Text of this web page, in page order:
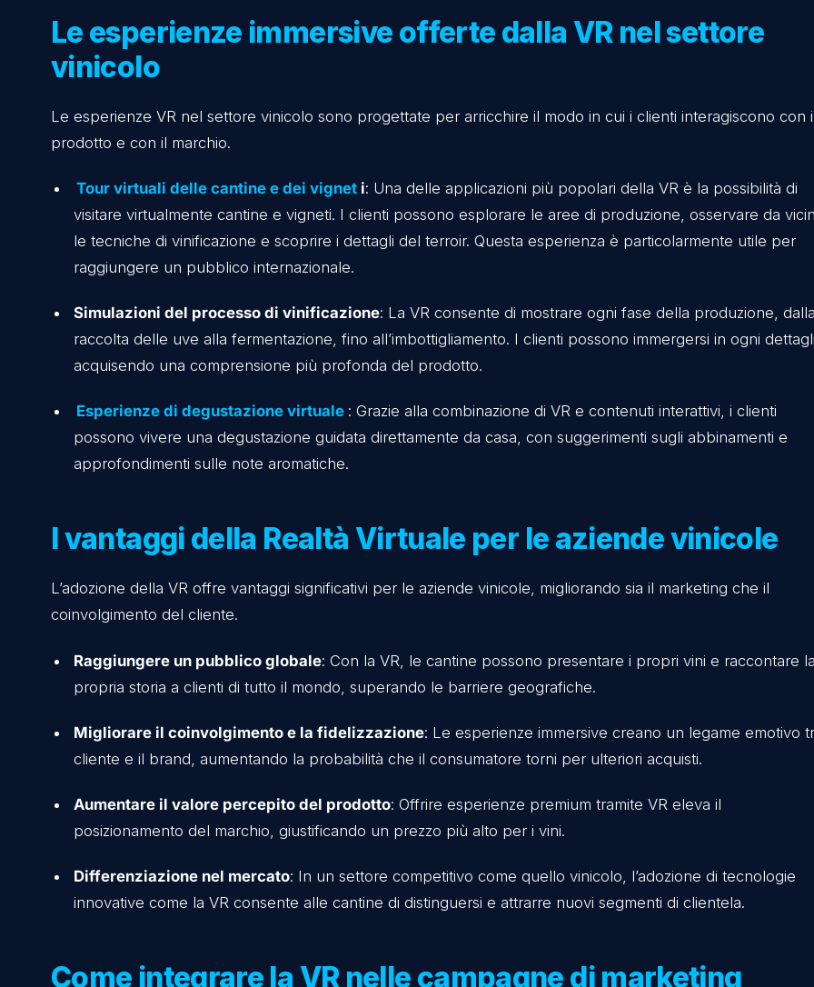
in collaborazione con esperti didesign digitale e storytelling 3D.
Le esperienze immersive offerte dalla VR nel
vinicolo
Le esperienze VR nel settore vinicolo sono progettate per arricchire il modo in cui i clienti
prodotto e con il marchio.
Tour virtuali delle cantine e dei vignet
: Una delle applicazioni più popolari della VR è la
visitare virtualmente cantine e vigneti. I clienti possono esplorare le aree di produzione,
le tecniche di vinificazione e scoprire i dettagli del terroir. Questa esperienza è
raggiungere un pubblico internazionale.
Simulazioni del processo di vinificazione: La VR consente di mostrare ogni fase della
raccolta delle uve alla fermentazione, fino all’imbottigliamento. I clienti possono immergersi
acquisendo una comprensione più profonda del prodotto.
possono vivere una degustazione guidata direttamente da casa, con suggerimenti sugli
approfondimenti sulle note aromatiche.
I vantaggi della Realtà Virtuale per le aziende
L’adozione della VR offre vantaggi significativi per le aziende vinicole, migliorando sia il